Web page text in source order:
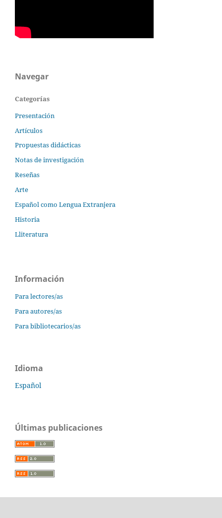
Navegar
Categorías
Presentación
Artículos
Propuestas didácticas
Notas de investigación
Reseñas
Arte
Español como Lengua Extranjera
Historia
Lliteratura
Información
Para lectores/as
Para autores/as
Para bibliotecarios/as
Idioma
Español
Últimas publicaciones